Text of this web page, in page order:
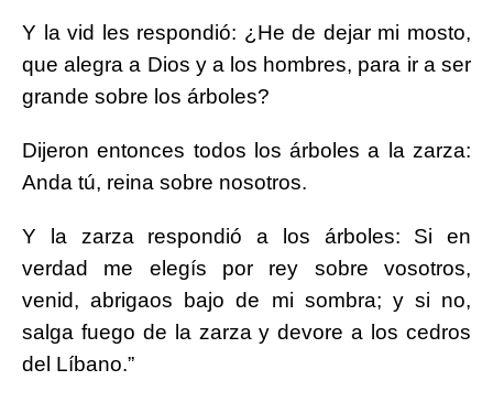
Y la vid les respondió: ¿He de dejar mi mosto,
que alegra a Dios y a los hombres, para ir a ser
grande sobre los árboles?
Dijeron entonces todos los árboles a la zarza:
Anda tú, reina sobre nosotros.
Y la zarza respondió a los árboles: Si en
verdad me elegís por rey sobre vosotros,
venid, abrigaos bajo de mi sombra; y si no,
salga fuego de la zarza y devore a los cedros
del Líbano.”